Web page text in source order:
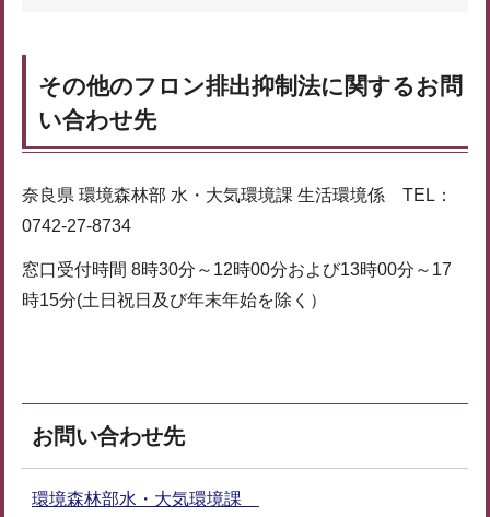
その他のフロン排出抑制法に関するお問
い合わせ先
奈良県 環境森林部 水・大気環境課 生活環境係 TEL：
0742-27-8734
窓口受付時間 8時30分～12時00分および13時00分～17
時15分(土日祝日及び年末年始を除く）
お問い合わせ先
環境森林部水・大気環境課